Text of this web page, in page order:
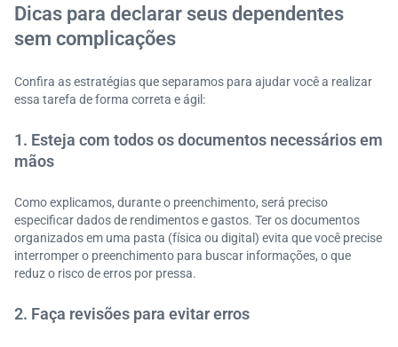
Dicas para declarar seus dependentes
sem complicações
Confira as estratégias que separamos para ajudar você a realizar
essa tarefa de forma correta e ágil:
1. Esteja com todos os documentos necessários em
mãos
Como explicamos, durante o preenchimento, será preciso
especificar dados de rendimentos e gastos. Ter os documentos
organizados em uma pasta (física ou digital) evita que você precise
interromper o preenchimento para buscar informações, o que
reduz o risco de erros por pressa.
2. Faça revisões para evitar erros